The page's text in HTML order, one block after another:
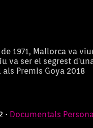
1971, Mallorca va
va ser el segrest
Premis Goya 2018
· Documentals
infinit